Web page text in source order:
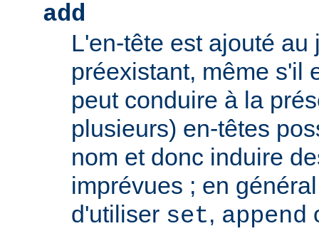
add
L'en-tête est ajouté au
préexistant, même s'il
peut conduire à la
plusieurs) en-têtes
nom et donc induire
imprévues ; en
d'utiliser set, append